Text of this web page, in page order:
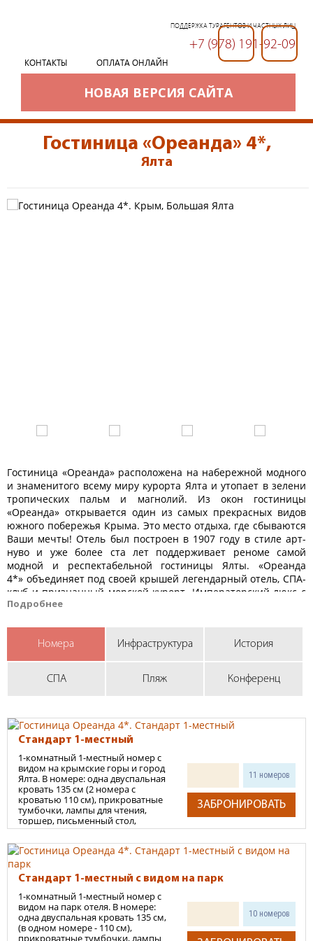
НОВАЯ ВЕРСИЯ САЙТА
КОНТАКТЫ ОПЛАТА ОНЛАЙН
ПОДДЕРЖКА ТУРАГЕНТОВ И ЧАСТНЫХ ЛИЦ
+7 (978) 191-92-09
Гостиница «Ореанда» 4*,
Ялта
Гостиница «Ореанда» расположена на набережной модного
и знаменитого всему миру курорта Ялта и утопает в зелени
тропических пальм и магнолий. Из окон гостиницы
«Ореанда» открывается один из самых прекрасных видов
южного побережья Крыма. Это место отдыха, где сбываются
Ваши мечты! Отель был построен в 1907 году в стиле арт-
нуво и уже более ста лет поддерживает реноме самой
модной и респектабельной гостиницы Ялты. «Ореанда
4*» объединяет под своей крышей легендарный отель, СПА-
клуб и признанный морской курорт. Императорский люкс с
террасой, засаженной розами, и прекрасным видом на
расцвета Российской Империи, оставившей незримый след
в атмосфере и истории этих мест.
Отель «Ореанда 4*» состоит из 5-ти этажного здания отеля,
оборудованного лифтом до 4-го этажа, и отдельно стоящего
крытым переходом.
минус 1-й этаж: СПА-центр, банный комплекс, салон красоты, фито-
бар, солярий, прачечная, глажка, химчистка.
1-й этаж: ресторан «Ореанда», кафе «Terrazza», лобби-бар,
конференц-залы «Витмер», «Потемкин», крытый бассейн, бизнес-
центр, галерея бутиков.
2-5-й этажи: номерной фонд.
отдельно стоящий корпус: конференц-зал «Ореанда», тренажерный
зал.
Номерной фонд: 111 номеров на 205 мест (без учета
дополнительных мест).
Каждый номер гостиницы оснащен всем необходимым для
комфортного пребывания гостей и соответствует
международным стандартам:
регулируемая система кондиционирования (отопления),
Подробнее
Номера Инфраструктура История
СПА Пляж Конференц
Стандарт 1-местный
1-комнатный 1-местный номер с
видом на крымские горы и город
Ялта. В номере: одна двуспальная
кровать 135 см (2 номера с
кроватью 110 см), прикроватные
тумбочки, лампы для чтения,
торшер, письменный стол,
зеркало, стулья, багажная тумба,
шкаф для одежды, регулируемая
система кондиционирования
(отопления) телефон, мини-сейф,
мини-бар, спутниковое
телевидение, электрочайник,
набор посуды для приготовления
чая и кофе, питьевая вода в
бутылочках, Wi-Fi, ванная
комната (ванна, компакт,
умывальник с мраморной
11 номеров
ЗАБРОНИРОВАТЬ
Стандарт 1-местный с видом на парк
1-комнатный 1-местный номер с
видом на парк отеля. В номере:
одна двуспальная кровать 135 см,
(в одном номере - 110 см),
прикроватные тумбочки, лампы
10 номеров